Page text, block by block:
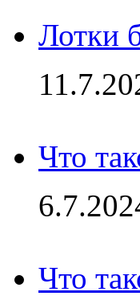
Лотки
Что
Что